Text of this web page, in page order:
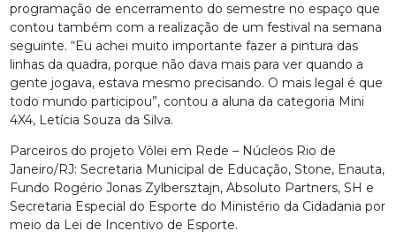
programação de encerramento do semestre no espaço que
contou também com a realização de um festival na semana
seguinte. “Eu achei muito importante fazer a pintura das
linhas da quadra, porque não dava mais para ver quando a
gente jogava, estava mesmo precisando. O mais legal é que
todo mundo participou”, contou a aluna da categoria Mini
4X4, Letícia Souza da Silva.
Parceiros do projeto Vôlei em Rede – Núcleos Rio de
Janeiro/RJ: Secretaria Municipal de Educação, Stone, Enauta,
Fundo Rogério Jonas Zylbersztajn, Absoluto Partners, SH e
Secretaria Especial do Esporte do Ministério da Cidadania por
meio da Lei de Incentivo de Esporte.